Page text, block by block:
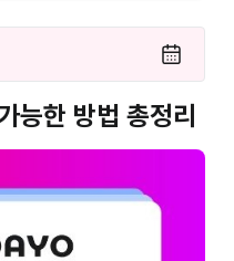
능한 방법 총정리